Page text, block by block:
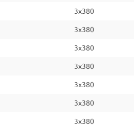
3x380
3x380
3x380
3x380
3x380
3x380
3x380